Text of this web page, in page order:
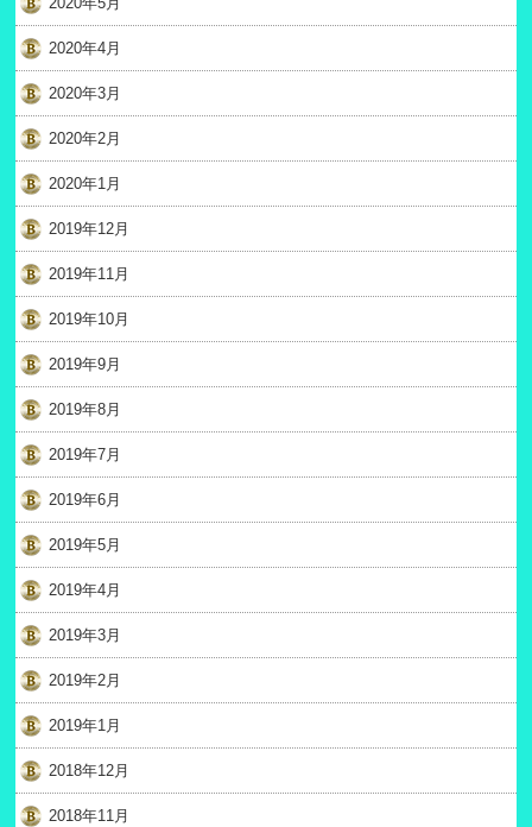
2020年4月
2020年3月
2020年2月
2020年1月
2019年12月
2019年11月
2019年10月
2019年9月
2019年8月
2019年7月
2019年6月
2019年5月
2019年4月
2019年3月
2019年2月
2019年1月
2018年12月
2018年11月